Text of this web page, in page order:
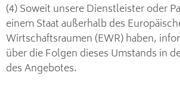
(4) Soweit unsere Dienstleister oder
einem Staat außerhalb des
Wirtschaftsraumen (EWR) haben,
über die Folgen dieses Umstands in
des Angebotes.